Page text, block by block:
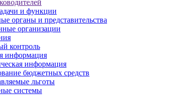
и функции
органы и представительства
организации
контроль
информация
информация
бюджетных средств
льготы
системы